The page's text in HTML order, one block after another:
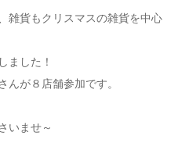
雑貨もクリスマスの雑貨を中心
ました！
んが８店舗参加です。
いませ～